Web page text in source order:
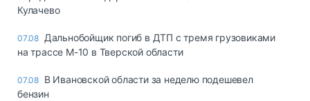
Кулачево
07.08 Дальнобойщик погиб в ДТП с тремя грузовиками
на трассе М-10 в Тверской области
07.08 В Ивановской области за неделю подешевел
бензин